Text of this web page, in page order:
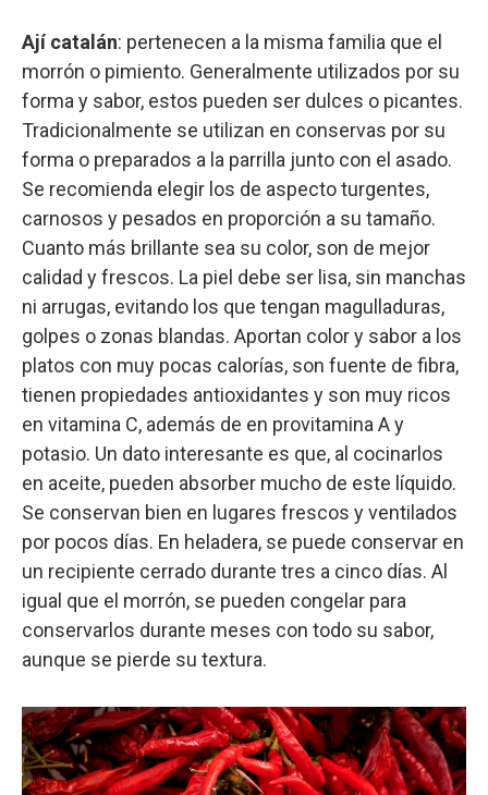
Ají catalán: pertenecen a la misma familia que el
morrón o pimiento. Generalmente utilizados por su
forma y sabor, estos pueden ser dulces o picantes.
Tradicionalmente se utilizan en conservas por su
forma o preparados a la parrilla junto con el asado.
Se recomienda elegir los de aspecto turgentes,
carnosos y pesados en proporción a su tamaño.
Cuanto más brillante sea su color, son de mejor
calidad y frescos. La piel debe ser lisa, sin manchas
ni arrugas, evitando los que tengan magulladuras,
golpes o zonas blandas. Aportan color y sabor a los
platos con muy pocas calorías, son fuente de fibra,
tienen propiedades antioxidantes y son muy ricos
en vitamina C, además de en provitamina A y
potasio. Un dato interesante es que, al cocinarlos
en aceite, pueden absorber mucho de este líquido.
Se conservan bien en lugares frescos y ventilados
por pocos días. En heladera, se puede conservar en
un recipiente cerrado durante tres a cinco días. Al
igual que el morrón, se pueden congelar para
conservarlos durante meses con todo su sabor,
aunque se pierde su textura.